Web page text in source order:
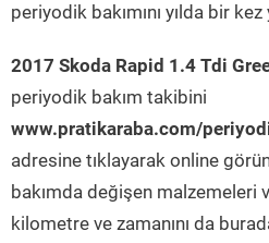
periyodik bakımını yılda bir
2017 Skoda Rapid 1.4 Tdi
periyodik bakım takibini
www.pratikaraba.com/
adresine tıklayarak online
bakımda değişen malzemeleri
kilometre ve zamanını da